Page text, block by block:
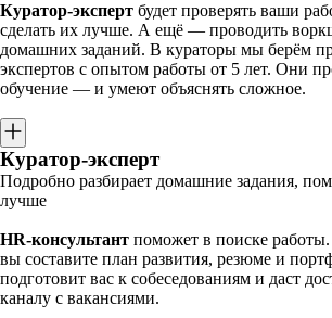
Куратор-эксперт будет проверять ваши
сделать их лучше. А ещё — проводить
домашних заданий. В кураторы мы берём
экспертов с опытом работы от 5 лет. Они
обучение — и умеют объяснять сложное.
Куратор-эксперт
Подробно разбирает домашние задания,
лучше
HR-консультант поможет в поиске
вы составите план развития, резюме и
подготовит вас к собеседованиям и даст
каналу с вакансиями.